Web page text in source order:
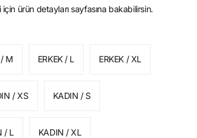
için ürün detayları sayfasına bakabilirsin.
/ M ERKEK / L ERKEK / XL
/ XS KADIN / S
/ L KADIN / XL